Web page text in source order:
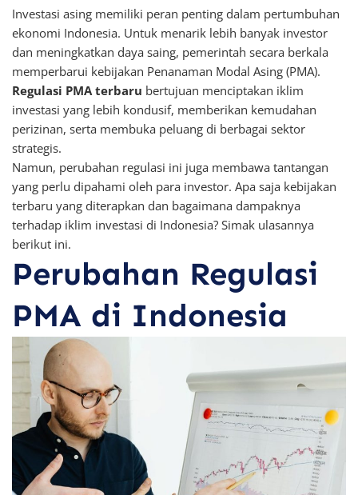
Investasi asing memiliki peran penting dalam pertumbuhan
ekonomi Indonesia. Untuk menarik lebih banyak investor
dan meningkatkan daya saing, pemerintah secara berkala
memperbarui kebijakan Penanaman Modal Asing (PMA).
Regulasi PMA terbaru bertujuan menciptakan iklim
investasi yang lebih kondusif, memberikan kemudahan
perizinan, serta membuka peluang di berbagai sektor
strategis.
Namun, perubahan regulasi ini juga membawa tantangan
yang perlu dipahami oleh para investor. Apa saja kebijakan
terbaru yang diterapkan dan bagaimana dampaknya
terhadap iklim investasi di Indonesia? Simak ulasannya
berikut ini.
Perubahan Regulasi
PMA di Indonesia